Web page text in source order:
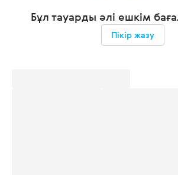
Бұл тауарды әлі ешкім
Пікір жазу